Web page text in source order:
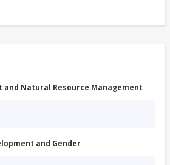
and Natural Resource Management
and Gender